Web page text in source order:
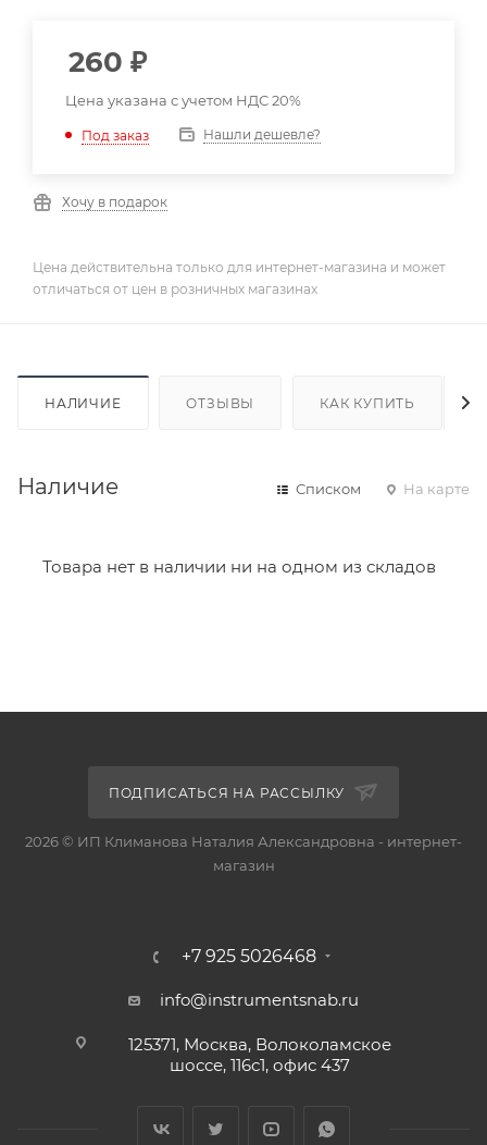
260 ₽
Цена указана с учетом НДС 20%
Под заказ Нашли дешевле?
Хочу в подарок
Цена действительна только для интернет-магазина и может
отличаться от цен в розничных магазинах
НАЛИЧИЕ ОТЗЫВЫ КАК КУПИТЬ
Наличие Списком На карте
Товара нет в наличии ни на одном из складов
ПОДПИСАТЬСЯ НА РАССЫЛКУ
2026 © ИП Климанова Наталия Александровна - интернет-
магазин
+7 925 5026468
info@instrumentsnab.ru
125371, Москва, Волоколамское
шоссе, 116с1, офис 437